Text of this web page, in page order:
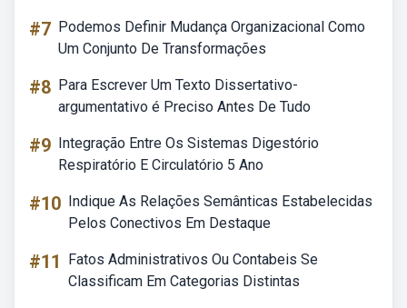
#7 Podemos Definir Mudança Organizacional Como
Um Conjunto De Transformações
#8 Para Escrever Um Texto Dissertativo-
argumentativo é Preciso Antes De Tudo
#9 Integração Entre Os Sistemas Digestório
Respiratório E Circulatório 5 Ano
#10 Indique As Relações Semânticas Estabelecidas
Pelos Conectivos Em Destaque
#11
Fatos Administrativos Ou Contabeis Se
Classificam Em Categorias Distintas